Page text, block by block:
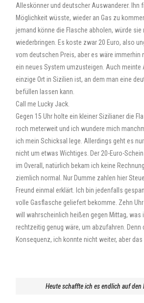
Alleskönner und deutscher Auswanderer. Ihn
Möglichkeit wüsste, wieder an Gas zu
jemand könne die Flasche abholen, würde sie
wiederbringen. Es koste zwar 20 Euro, also
vom deutschen Preis, aber es wäre immerhin
ein neues System umzusteigen. Auch meinte
einzige Ort in Sizilien ist, an dem man eine
befüllen lassen kann.
Call me Lucky Jack.
Gegen 15 Uhr holte ein kleiner Sizilianer die
roch meterweit und ich wundere mich
ich mein Schicksal lege. Allerdings geht es
nicht um etwas Wichtiges. Der 20-Euro-
im Overall, natürlich bekam ich keine
ziemlich normal. Nur Dumme zahlen hier
Freund einmal erklärt. Ich bin jedenfalls
volle Gasflasche geliefert bekomme. Zehn
will wahrscheinlich heißen gegen Mittag, was
rechtzeitig genug wäre, um abzufahren. Denn
Konsequenz, ich konnte nicht weiter, aber das
Heute schaffte ich es endlich auf den